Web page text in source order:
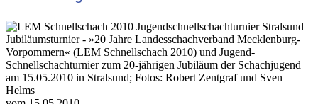
Jubiläumsturnier - »20 Jahre Landesschachverband Mecklenburg-
Vorpommern« (LEM Schnellschach 2010) und Jugend-
Schnellschachturnier zum 20-jährigen Jubiläum der Schachjugend
am 15.05.2010 in Stralsund; Fotos: Robert Zentgraf und Sven
Helms